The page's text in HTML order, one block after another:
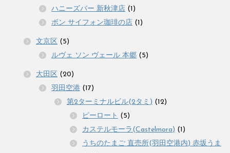
ハニーズバー 新秋津店 (1)
ボン サイフォン珈琲の店 (1)
文京区 (5)
ルヴェ ソン ヴェール 本郷 (5)
大田区 (20)
羽田空港 (17)
第2ターミナルビル(2タミ) (12)
ピーロート (5)
カステルモーラ(Castelmora) (1)
うちのたまご 直売所(羽田空港内) 赤坂うま